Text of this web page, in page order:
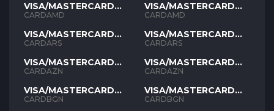
VISA/MASTERCARD
AMD
CARDAMD
VISA/MASTERCARD
ARS
CARDARS
VISA/MASTERCARD
AZN
CARDAZN
VISA/MASTERCARD
BGN
CARDBGN
VISA/MASTERCARD
AMD
CARDAMD
VISA/MASTERCARD
ARS
CARDARS
VISA/MASTERCARD
AZN
CARDAZN
VISA/MASTERCARD
BGN
CARDBGN